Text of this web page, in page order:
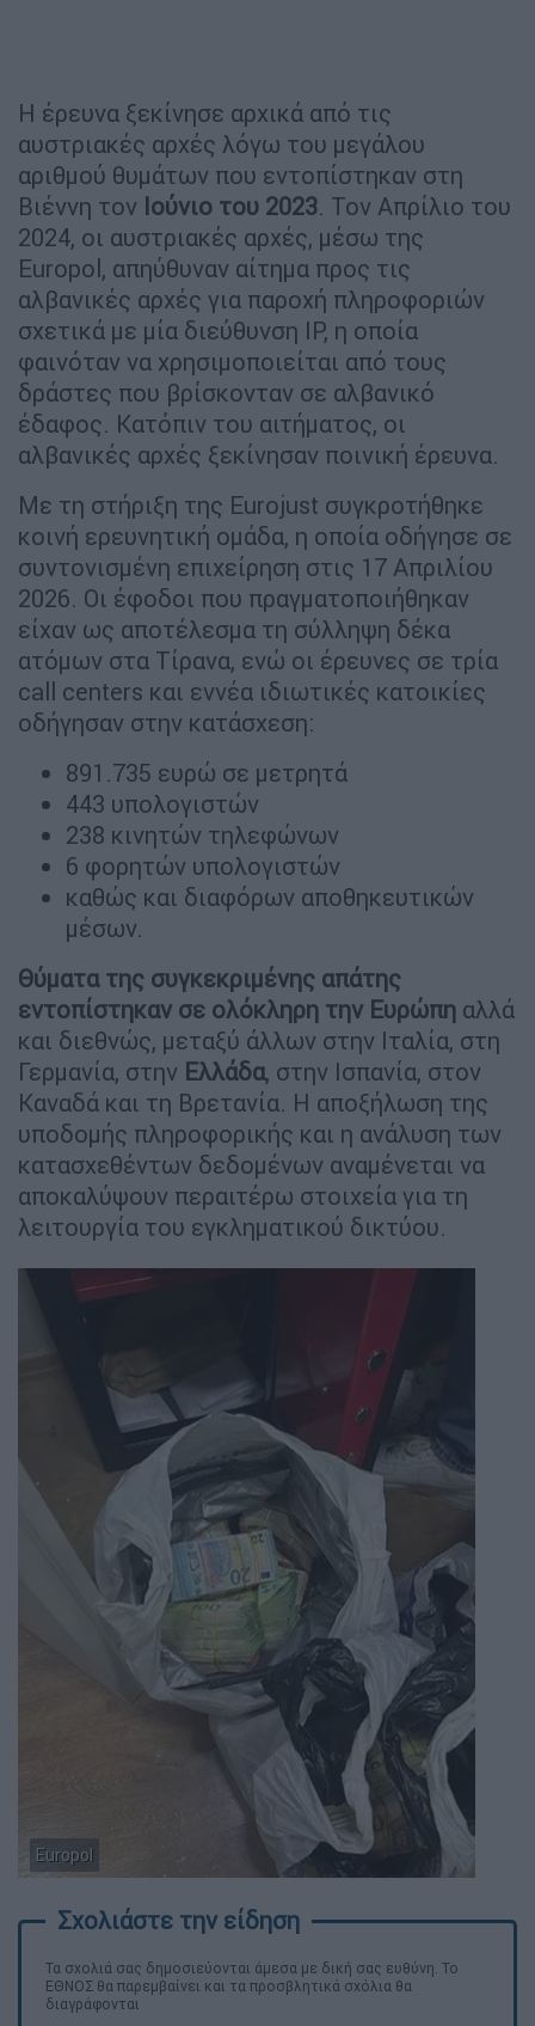
Η έρευνα ξεκίνησε αρχικά από τις
αυστριακές αρχές λόγω του μεγάλου
αριθμού θυμάτων που εντοπίστηκαν στη
Βιέννη τον Ιούνιο του 2023. Τον Απρίλιο του
2024, οι αυστριακές αρχές, μέσω της
Europol, απηύθυναν αίτημα προς τις
αλβανικές αρχές για παροχή πληροφοριών
σχετικά με μία διεύθυνση IP, η οποία
φαινόταν να χρησιμοποιείται από τους
δράστες που βρίσκονταν σε αλβανικό
έδαφος. Κατόπιν του αιτήματος, οι
αλβανικές αρχές ξεκίνησαν ποινική έρευνα.
Με τη στήριξη της Eurojust συγκροτήθηκε
κοινή ερευνητική ομάδα, η οποία οδήγησε σε
συντονισμένη επιχείρηση στις 17 Απριλίου
2026. Οι έφοδοι που πραγματοποιήθηκαν
είχαν ως αποτέλεσμα τη σύλληψη δέκα
ατόμων στα Τίρανα, ενώ οι έρευνες σε τρία
call centers και εννέα ιδιωτικές κατοικίες
οδήγησαν στην κατάσχεση:
891.735 ευρώ σε μετρητά
443 υπολογιστών
238 κινητών τηλεφώνων
6 φορητών υπολογιστών
καθώς και διαφόρων αποθηκευτικών
μέσων.
Θύματα της συγκεκριμένης απάτης
εντοπίστηκαν σε ολόκληρη την Ευρώπη αλλά
και διεθνώς, μεταξύ άλλων στην Ιταλία, στη
Γερμανία, στην Ελλάδα, στην Ισπανία, στον
Καναδά και τη Βρετανία. Η αποξήλωση της
υποδομής πληροφορικής και η ανάλυση των
κατασχεθέντων δεδομένων αναμένεται να
αποκαλύψουν περαιτέρω στοιχεία για τη
λειτουργία του εγκληματικού δικτύου.
Europol
Τα σχολιά σας δημοσιεύονται άμεσα με δική σας ευθύνη. Το
ΕΘΝΟΣ θα παρεμβαίνει και τα προσβλητικά σχόλια θα
διαγράφονται